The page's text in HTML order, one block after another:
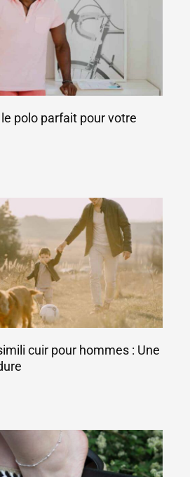
polo parfait pour votre
cuir pour hommes : Une